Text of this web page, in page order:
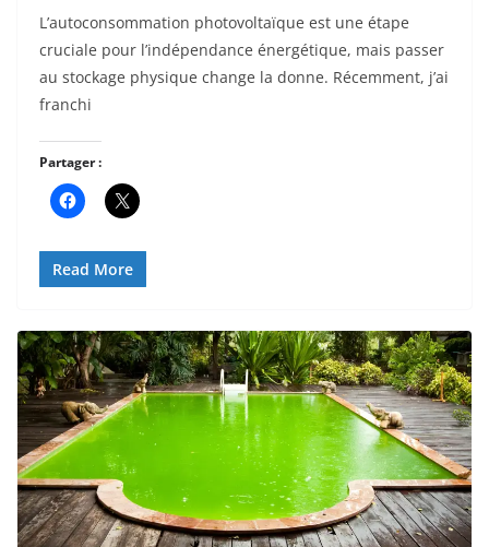
L’autoconsommation photovoltaïque est une étape
cruciale pour l’indépendance énergétique, mais passer
au stockage physique change la donne. Récemment, j’ai
franchi
Partager :
Read More